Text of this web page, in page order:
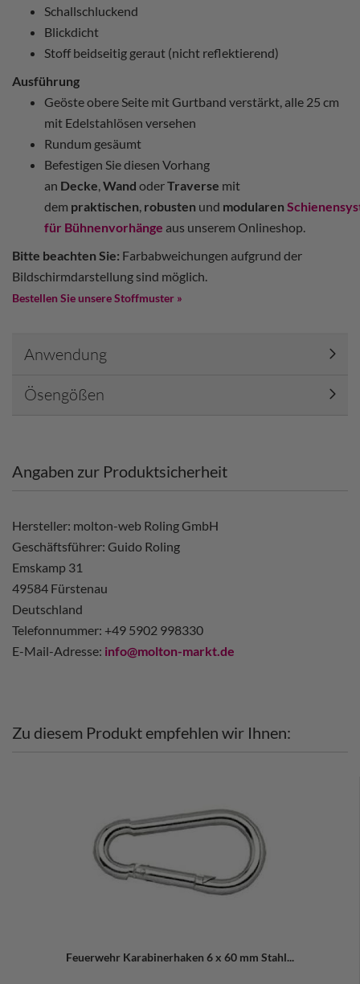
Schallschluckend
Blickdicht
Stoff beidseitig geraut (nicht reflektierend)
Ausführung
Geöste obere Seite mit Gurtband verstärkt, alle 25 cm
mit Edelstahlösen versehen
Rundum gesäumt
Befestigen Sie diesen Vorhang
an Decke,Wand oderTraverse mit
dem praktischen, robusten und modularen
für Bühnenvorhänge aus unserem Onlineshop.
Bitte beachten Sie: Farbabweichungen aufgrund der
Bildschirmdarstellung sind möglich.
Bestellen Sie unsere Stoffmuster »
Anwendung
Ösengößen
Angaben zur Produktsicherheit
Hersteller: molton-web Roling GmbH
Geschäftsführer: Guido Roling
Emskamp 31
49584 Fürstenau
Deutschland
Telefonnummer: +49 5902 998330
E-Mail-Adresse: info@molton-markt.de
Zu diesem Produkt empfehlen wir Ihnen:
Feuerwehr Karabinerhaken 6 x 60 mm Stahl...